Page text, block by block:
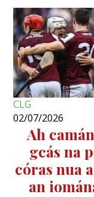
CLG
02/07/2026
Ah
gcás na
córas nua
an